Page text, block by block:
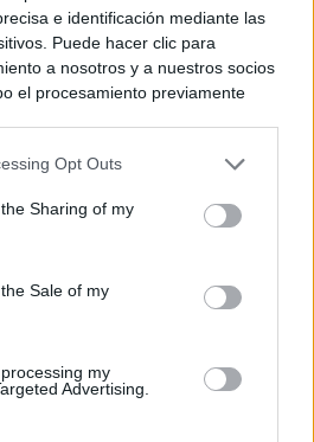
e identificación mediante las
Puede hacer clic para
a nosotros y a nuestros socios
el procesamiento previamente
Tenga en cuenta que algún
usted tiene el derecho de
Sus preferencias se aplicarán
de nuevo en este sitio web o
de privacidad.
Opt Outs
Sharing of my
Sale of my
my
Advertising.